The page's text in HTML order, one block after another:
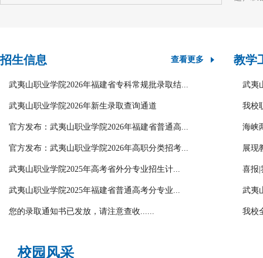
查看更多
招生信息
武夷山职业学院2026年福建省专科常规批录取结...
武夷山职业学院2026年新生录取查询通道
官方发布：武夷山职业学院2026年福建省普通高...
官方发布：武夷山职业学院2026年高职分类招考...
武夷山职业学院2025年高考省外分专业招生计...
武夷山职业学院2025年福建省普通高考分专业...
您的录取通知书已发放，请注意查收......
教学
武夷
我校
海峡
展现
喜报|
武夷
我校
校园风采